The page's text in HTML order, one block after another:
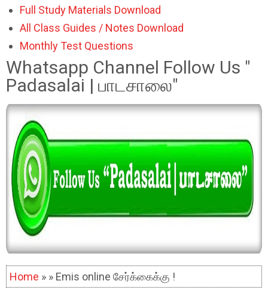
Full Study Materials Download
All Class Guides / Notes Download
Monthly Test Questions
Whatsapp Channel Follow Us "
Padasalai | பாடசாலை"
Home » » Emis online சேர்க்கைக்கு !